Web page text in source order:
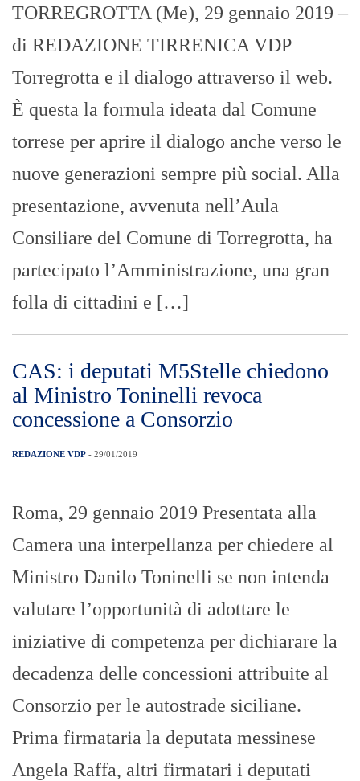
TORREGROTTA (Me), 29 gennaio 2019 –
di REDAZIONE TIRRENICA VDP
Torregrotta e il dialogo attraverso il web.
È questa la formula ideata dal Comune
torrese per aprire il dialogo anche verso le
nuove generazioni sempre più social. Alla
presentazione, avvenuta nell’Aula
Consiliare del Comune di Torregrotta, ha
partecipato l’Amministrazione, una gran
folla di cittadini e […]
CAS: i deputati M5Stelle chiedono
al Ministro Toninelli revoca
concessione a Consorzio
REDAZIONE VDP - 29/01/2019
Roma, 29 gennaio 2019 Presentata alla
Camera una interpellanza per chiedere al
Ministro Danilo Toninelli se non intenda
valutare l’opportunità di adottare le
iniziative di competenza per dichiarare la
decadenza delle concessioni attribuite al
Consorzio per le autostrade siciliane.
Prima firmataria la deputata messinese
Angela Raffa, altri firmatari i deputati